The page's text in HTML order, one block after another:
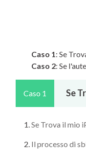
Caso 1: Se
Caso 2: Se
Caso 1 Se
Se Trova il mio
Il processo di